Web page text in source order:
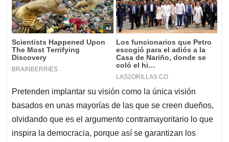
Pretenden implantar su visión como la única visión
basados en unas mayorías de las que se creen dueños,
olvidando que es el argumento contramayoritario lo que
inspira la democracia, porque así se garantizan los